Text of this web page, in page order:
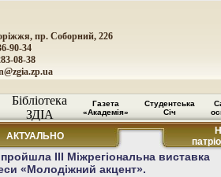
пр. Соборний, 226
90-34
08-38
Бібліотека
ЗДІА
Газета
«Академія»
Студентська
Січ
АКТУАЛЬНО
ІІІ Міжрегіональна виставка
«Молодіжний акцент».